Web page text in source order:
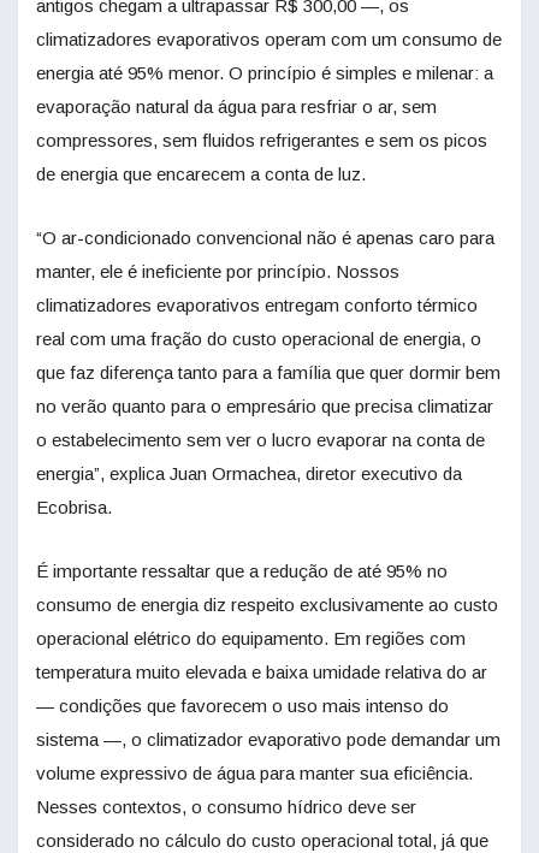
antigos chegam a ultrapassar R$ 300,00 —, os
climatizadores evaporativos operam com um consumo de
energia até 95% menor. O princípio é simples e milenar: a
evaporação natural da água para resfriar o ar, sem
compressores, sem fluidos refrigerantes e sem os picos
de energia que encarecem a conta de luz.
“O ar-condicionado convencional não é apenas caro para
manter, ele é ineficiente por princípio. Nossos
climatizadores evaporativos entregam conforto térmico
real com uma fração do custo operacional de energia, o
que faz diferença tanto para a família que quer dormir bem
no verão quanto para o empresário que precisa climatizar
o estabelecimento sem ver o lucro evaporar na conta de
energia”, explica Juan Ormachea, diretor executivo da
Ecobrisa.
É importante ressaltar que a redução de até 95% no
consumo de energia diz respeito exclusivamente ao custo
operacional elétrico do equipamento. Em regiões com
temperatura muito elevada e baixa umidade relativa do ar
— condições que favorecem o uso mais intenso do
sistema —, o climatizador evaporativo pode demandar um
volume expressivo de água para manter sua eficiência.
Nesses contextos, o consumo hídrico deve ser
considerado no cálculo do custo operacional total, já que